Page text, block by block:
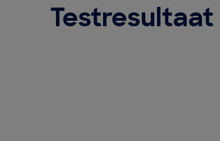
Testresultaat